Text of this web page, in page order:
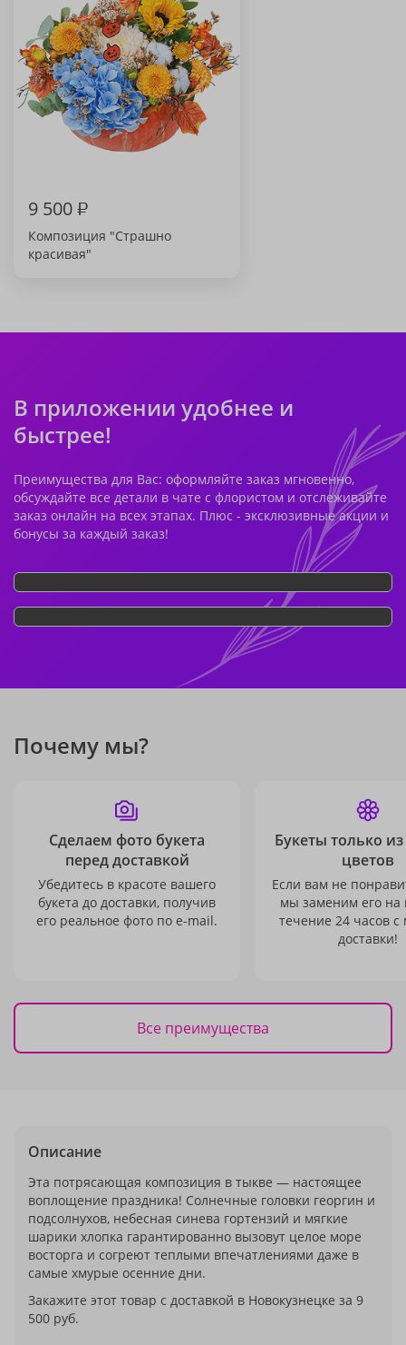
9 500₽
Композиция "Страшно
красивая"
В приложении удобнее и
быстрее!
Преимущества для Вас: оформляйте заказ мгновенно,
обсуждайте все детали в чате с флористом и отслеживайте
заказ онлайн на всех этапах. Плюс - эксклюзивные акции и
бонусы за каждый заказ!
Почему мы?
Сделаем фото букета
перед доставкой
Убедитесь в красоте вашего
букета до доставки, получив
его реальное фото по e-mail.
Букеты только
цветов
Если вам не
мы заменим его на
течение 24 часов с
доставки!
Все преимущества
Описание
Эта потрясающая композиция в тыкве — настоящее
воплощение праздника! Солнечные головки георгин и
подсолнухов, небесная синева гортензий и мягкие
шарики хлопка гарантированно вызовут целое море
восторга и согреют теплыми впечатлениями даже в
самые хмурые осенние дни.
Закажите этот товар с доставкой в Новокузнецке за 9
500 руб.